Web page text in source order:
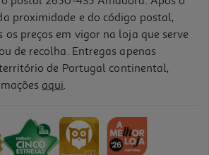
Grão Sensação Colômbia Intensidade 7
proximidade e do código postal,
os preços em vigor na loja que serve
de recolha. Entregas apenas
de Portugal continental,
aqui.